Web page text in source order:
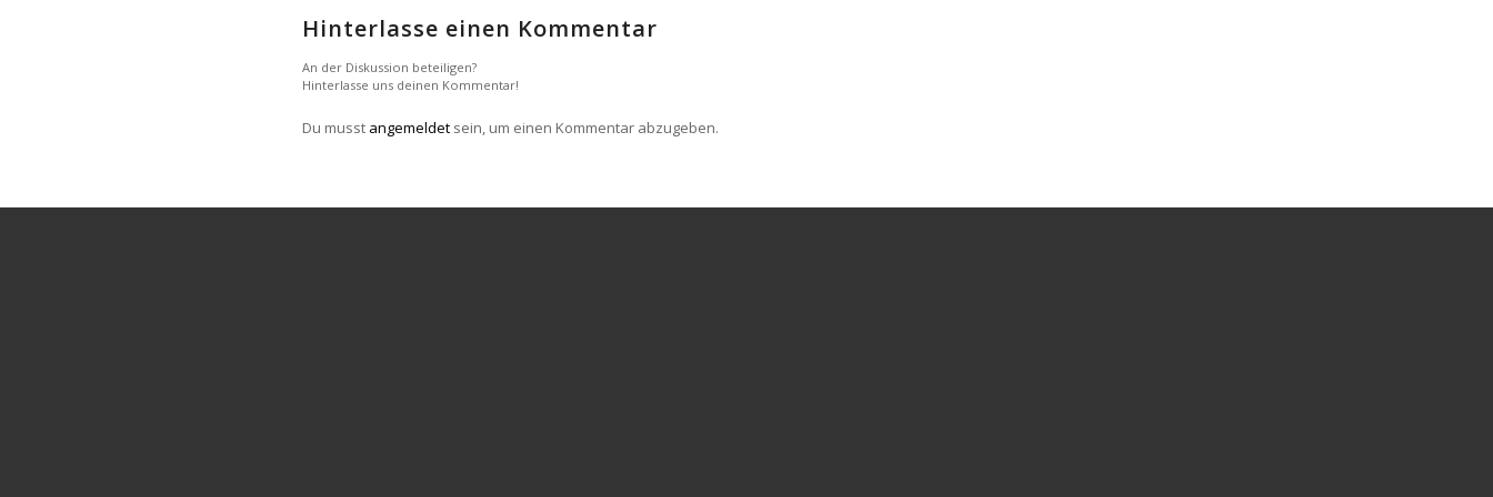
Hinterlasse einen Kommentar
An der Diskussion beteiligen?
Hinterlasse uns deinen Kommentar!
Du musst angemeldet sein, um einen Kommentar abzugeben.